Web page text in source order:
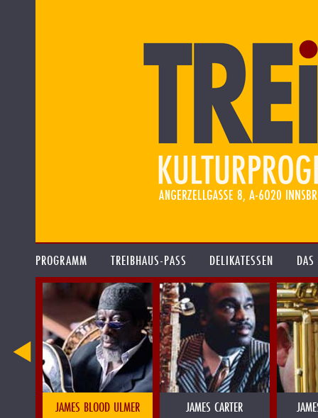
PROGRAMM TREIBHAUS-PASS DELIKATESSEN
JAMES BLOOD ULMER JAMES CARTER